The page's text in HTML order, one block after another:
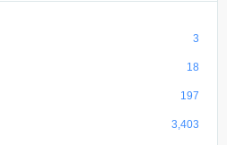
3
18
197
3,403